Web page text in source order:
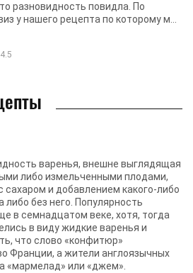
разновидность повидла. По
у нашего рецепта по которому мы
десерт. ...
4.5
варенья, внешне выглядящая
либо измельченными плодами,
сахаром и добавлением какого-либо
без него. Популярность
в семнадцатом веке, хотя, тогда
в виду жидкие варенья и
что слово «конфитюр»
Франции, а жители англоязычных
«мармелад» или «джем».